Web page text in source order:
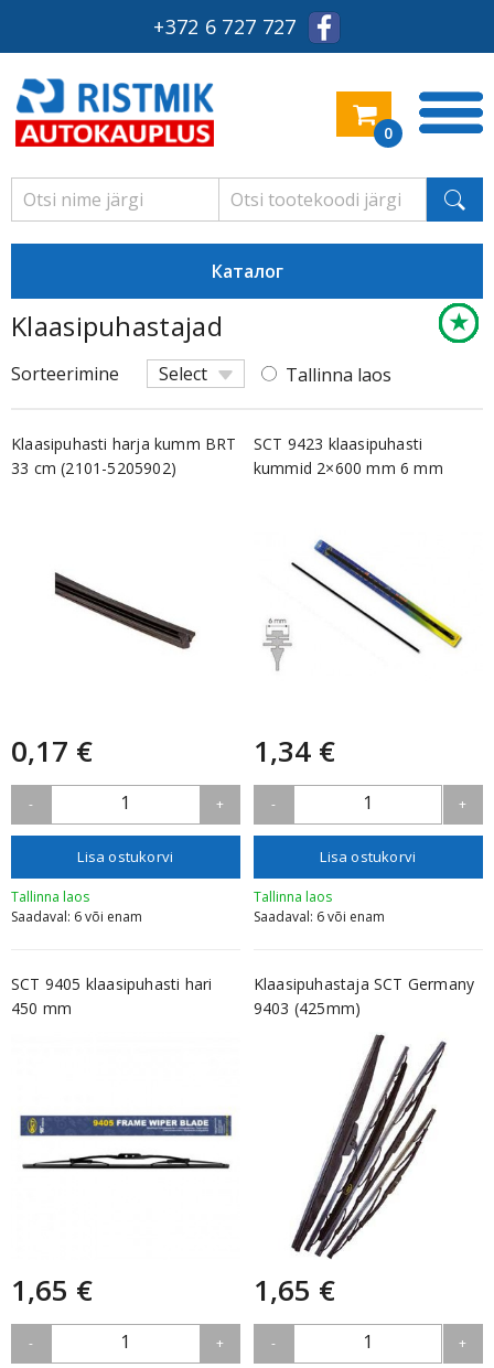
+372 6 727 727
0
Каталог
Klaasipuhastajad
Sorteerimine Select Tallinna laos
Klaasipuhasti harja kumm BRT
33 cm (2101-5205902)
0,17 €
- 1 +
Lisa ostukorvi
Tallinna laos
Saadaval: 6 või enam
SCT 9423 klaasipuhasti
kummid 2×600 mm 6 mm
1,34 €
- 1 +
Lisa ostukorvi
Tallinna laos
Saadaval: 6 või enam
★
SCT 9405 klaasipuhasti hari
450 mm
1,65 €
- 1 +
★
Klaasipuhastaja SCT Germany
9403 (425mm)
1,65 €
- 1 +
★
★
★
★
★
★
★
★
★
★
★
★
★
★